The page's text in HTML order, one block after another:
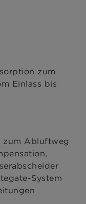
zum
Einlass bis
zum Abluftweg
System